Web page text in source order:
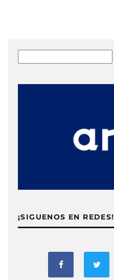
¡SIGUENOS EN REDES!